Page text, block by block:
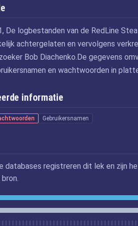
De logbestanden van de RedLine
achtergelaten en vervolgens
Bob Diachenko.De gegevens
en wachtwoorden in
informatie
Gebruikersnamen
databases registreren dit lek en zijn